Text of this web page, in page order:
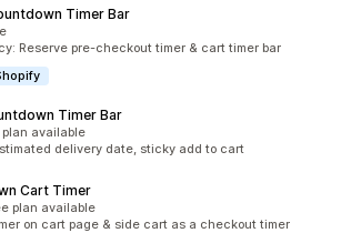
Timer Bar
Reserve pre-checkout timer & cart timer bar
Timer Bar
plan available
delivery date, sticky add to cart
Cart Timer
yhteensä
plan available
on cart page & side cart as a checkout timer